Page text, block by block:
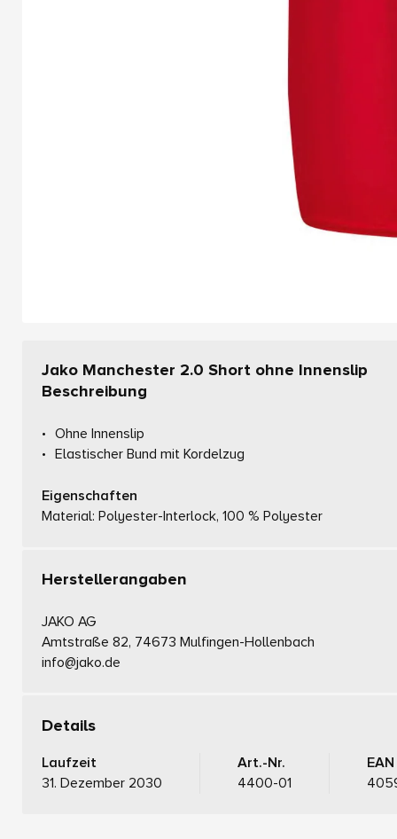
Jako Manchester 2.0 Short ohne Innenslip
Beschreibung
Ohne Innenslip
Elastischer Bund mit Kordelzug
Eigenschaften
Material: Polyester-Interlock, 100 % Polyester
Herstellerangaben
JAKO AG
Amtstraße 82, 74673 Mulfingen-Hollenbach
info@jako.de
Details
Laufzeit
31. Dezember 2030
Art.-Nr.
4400-01
EAN